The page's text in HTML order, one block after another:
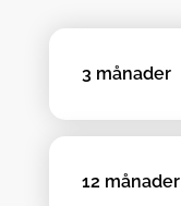
3 månader
12 månader